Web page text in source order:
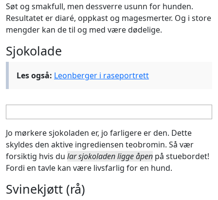
Søt og smakfull, men dessverre usunn for hunden.
Resultatet er diaré, oppkast og magesmerter. Og i store
mengder kan de til og med være dødelige.
Sjokolade
Les også: Leonberger i raseportrett
Jo mørkere sjokoladen er, jo farligere er den. Dette
skyldes den aktive ingrediensen teobromin. Så vær
forsiktig hvis du lar sjokoladen ligge åpen på stuebordet!
Fordi en tavle kan være livsfarlig for en hund.
Svinekjøtt (rå)